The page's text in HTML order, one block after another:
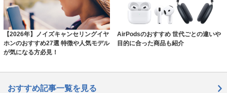
【2026年】ノイズキャンセリングイヤ
ホンのおすすめ27選 特徴や人気モデル
が気になる方必見！
AirPodsのおすすめ 世代ごとの違いや
目的に合った商品も紹介
おすすめ記事一覧を見る